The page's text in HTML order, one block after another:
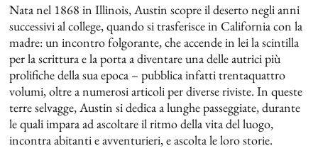
Nata nel 1868 in Illinois, Austin scopre il deserto negli anni
successivi al college, quando si trasferisce in California con la
madre: un incontro folgorante, che accende in lei la scintilla
per la scrittura e la porta a diventare una delle autrici più
prolifiche della sua epoca – pubblica infatti trentaquattro
volumi, oltre a numerosi articoli per diverse riviste. In queste
terre selvagge, Austin si dedica a lunghe passeggiate, durante
le quali impara ad ascoltare il ritmo della vita del luogo,
incontra abitanti e avventurieri, e ascolta le loro storie.